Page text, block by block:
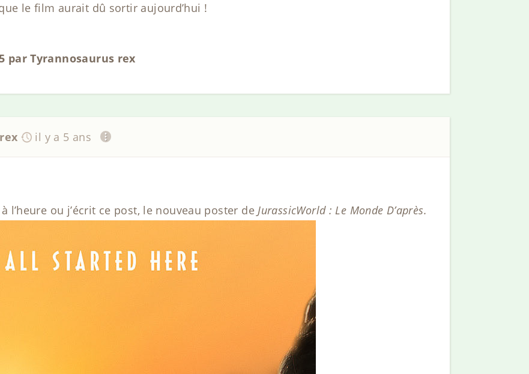
le film aurait dû sortir aujourd’hui !
par Tyrannosaurus rex
il y a 5 ans
l’heure ou j’écrit ce post, le nouveau poster deJurassicWorld : Le Monde D’après.